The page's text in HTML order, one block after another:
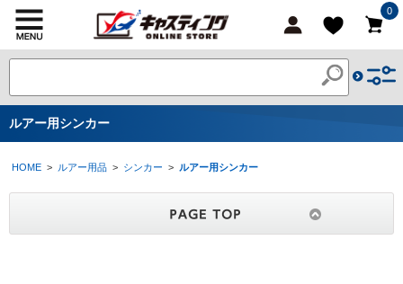
0
ルアー用シンカー
HOME > ルアー用品 > シンカー > ルアー用シンカー